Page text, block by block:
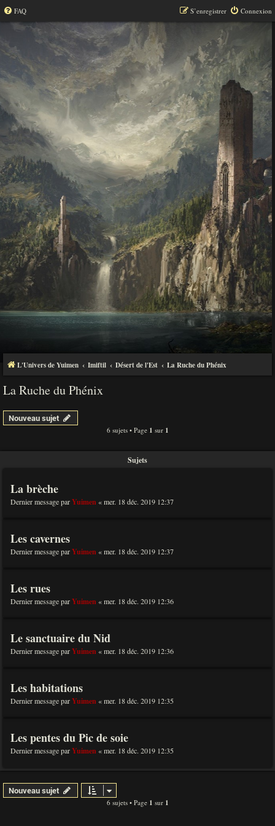
FAQ Connexion
S’enregistrer
L'Univers de Yuimen Imiftil Désert de l'Est La Ruche du Phénix
La Ruche du Phénix
Nouveau sujet
6 sujets • Page 1 sur 1
Sujets
La brèche
Dernier message parYuimen «mer. 18 déc. 2019 12:37
Les cavernes
Dernier message parYuimen «mer. 18 déc. 2019 12:37
Les rues
Dernier message parYuimen «mer. 18 déc. 2019 12:36
Le sanctuaire du Nid
Dernier message parYuimen «mer. 18 déc. 2019 12:36
Les habitations
Dernier message parYuimen «mer. 18 déc. 2019 12:35
Les pentes du Pic de soie
Dernier message parYuimen «mer. 18 déc. 2019 12:35
Nouveau sujet
6 sujets • Page 1 sur 1